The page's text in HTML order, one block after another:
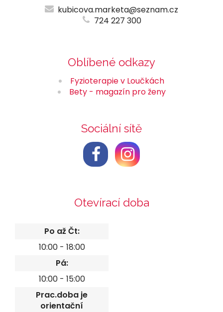
kubicova.marketa@seznam.cz
724 227 300
Oblíbené odkazy
Fyzioterapie v Loučkách
Bety - magazín pro ženy
Sociální sítě
Otevírací doba
Po až Čt:
10:00 - 18:00
Pá:
10:00 - 15:00
Prac.doba je
orientační